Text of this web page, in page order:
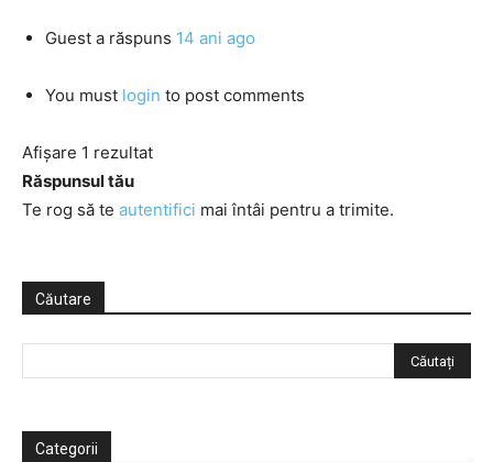
Guest a răspuns 14 ani ago
You must login to post comments
Afișare 1 rezultat
Răspunsul tău
Te rog să te autentifici mai întâi pentru a trimite.
Căutare
Categorii